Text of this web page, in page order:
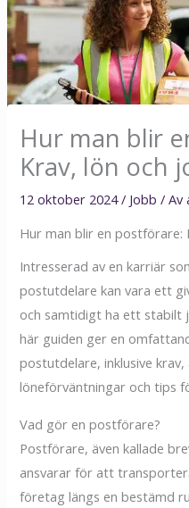
Hur man blir
Krav, lön och
12 oktober 2024/ Jobb / Av
Hur man blir en postförare:
Intresserad av en karriär
postutdelare kan vara ett
och samtidigt ha ett stabilt
här guiden ger en
postutdelare, inklusive
löneförväntningar och tips
Vad gör en postförare?
Postförare, även kallade
ansvarar för att
företag längs en bestämd